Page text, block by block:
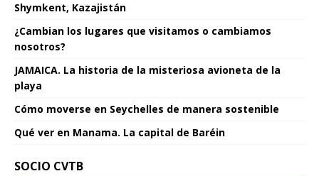
Shymkent, Kazajistán
¿Cambian los lugares que visitamos o cambiamos
nosotros?
JAMAICA. La historia de la misteriosa avioneta de la
playa
Cómo moverse en Seychelles de manera sostenible
Qué ver en Manama. La capital de Baréin
SOCIO CVTB